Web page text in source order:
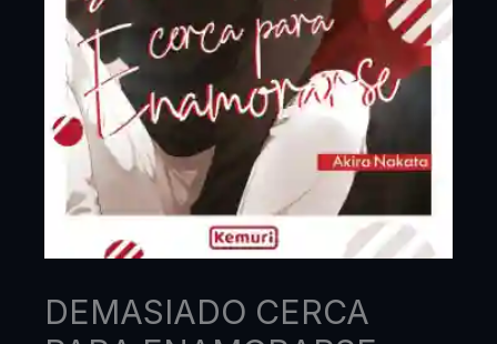
DEMASIADO CERCA